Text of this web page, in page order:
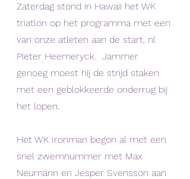
Zaterdag stond in Hawaii het WK
triatlon op het programma met een
van onze atleten aan de start, nl
Pieter Heemeryck.  Jammer
genoeg moest hij de strijd staken
met een geblokkeerde onderrug bij
het lopen.
Het WK Ironman begon al met een
snel zwemnummer met Max
Neumann en Jesper Svensson aan